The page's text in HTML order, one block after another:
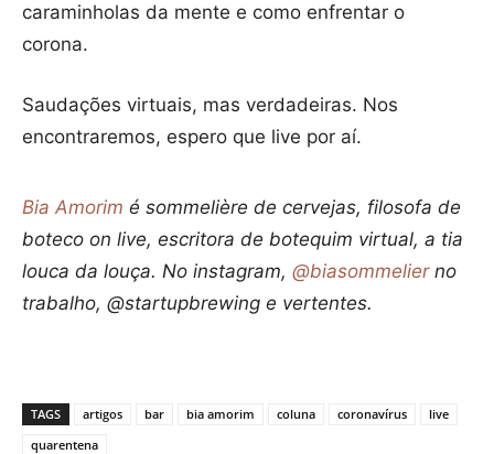
caraminholas da mente e como enfrentar o
corona.
Saudações virtuais, mas verdadeiras. Nos
encontraremos, espero que live por aí.
Bia Amorim é sommelière de cervejas, filosofa de
boteco on live, escritora de botequim virtual, a tia
louca da louça. No instagram, @biasommelierno
trabalho, @startupbrewing e vertentes.
TAGS artigos bar bia amorim coluna coronavírus
live
quarentena